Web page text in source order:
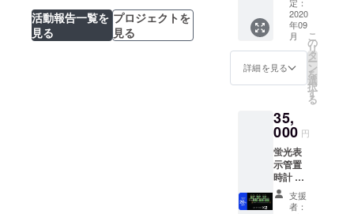
活動報告一覧を
見る
プロジェクトを
見る
のあるデザ
インから著
名人ファン
も多く、映
ファッショ
ン小物とし
て採用いた
だいており
ます。
22,000
円より
18%OF
F
2020
年09
月
詳細を見る
こ
の
リ
タ
ー
ン
を
選
択
す
る
35,
000 円
蛍光表
示管置
時計 2
個 送
料・消
支援
者：